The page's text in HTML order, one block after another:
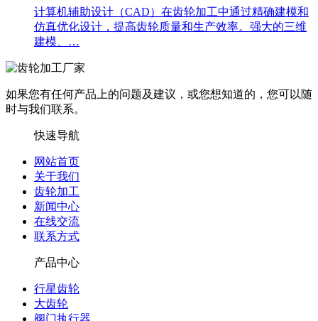
计算机辅助设计（CAD）在齿轮加工中通过精确建模和
仿真优化设计，提高齿轮质量和生产效率。强大的三维
建模、…
如果您有任何产品上的问题及建议，或您想知道的，您可以随
时与我们联系。
快速导航
网站首页
关于我们
齿轮加工
新闻中心
在线交流
联系方式
产品中心
行星齿轮
大齿轮
阀门执行器